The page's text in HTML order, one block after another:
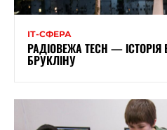
ІТ-СФЕРА
РАДІОВЕЖА TECH —
БРУКЛІНУ